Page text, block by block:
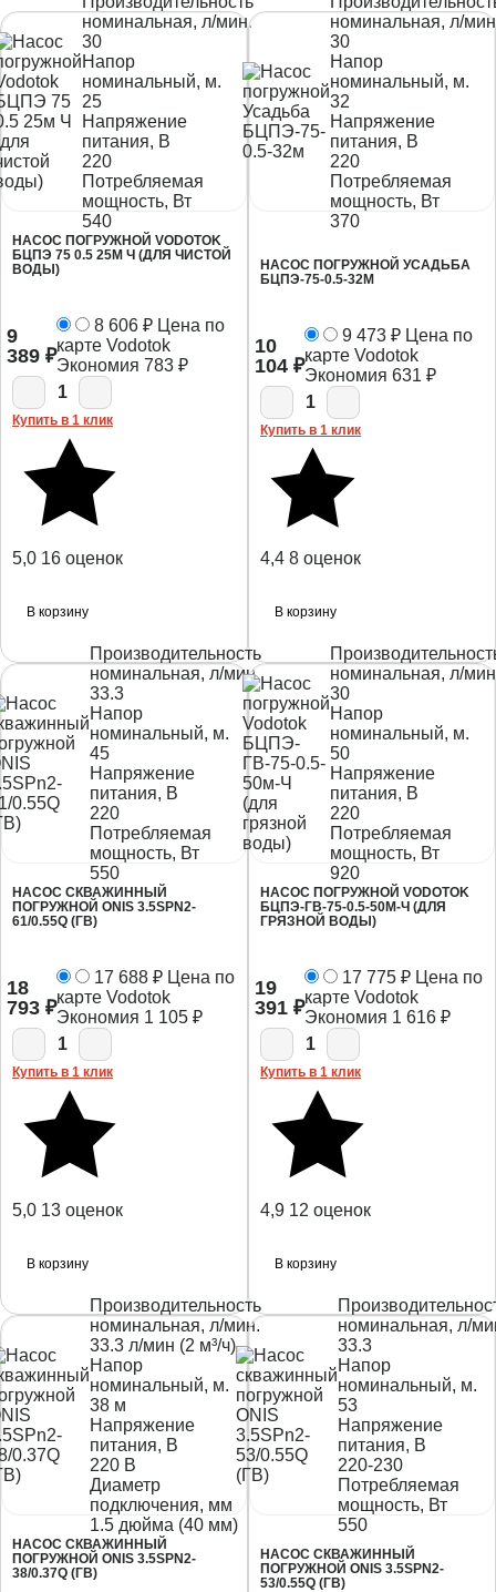
номинальная, л/мин.
30
Напор
номинальный, м.
25
Напряжение
питания, В
220
Потребляемая
мощность, Вт
540
НАСОС ПОГРУЖНОЙ VODOTOK
БЦПЭ 75 0.5 25М Ч (ДЛЯ ЧИСТОЙ
ВОДЫ)
9
389 ₽
8 606 ₽ Цена по
карте Vodotok
Экономия 783 ₽
1
Купить в 1 клик
5,0 16 оценок
В корзину
номинальная, л/
30
Напор
номинальный, м.
32
Напряжение
питания, В
220
Потребляемая
мощность, Вт
370
НАСОС ПОГРУЖНОЙ УСАДЬБА
БЦПЭ-75-0.5-32М
10
104 ₽
9 473 ₽ Цена по
карте Vodotok
Экономия 631 ₽
1
Купить в 1 клик
4,4 8 оценок
В корзину
Производительность
номинальная, л/мин.
33.3
Напор
номинальный, м.
45
Напряжение
питания, В
220
Потребляемая
мощность, Вт
550
НАСОС СКВАЖИННЫЙ
ПОГРУЖНОЙ ONIS 3.5SPN2-
61/0.55Q (ГВ)
18
793 ₽
17 688 ₽ Цена по
карте Vodotok
Экономия 1 105 ₽
1
Купить в 1 клик
5,0 13 оценок
В корзину
номинальная, л/
30
Напор
номинальный, м.
50
Напряжение
питания, В
220
Потребляемая
мощность, Вт
920
НАСОС ПОГРУЖНОЙ VODOTOK
БЦПЭ-ГВ-75-0.5-50М-Ч (ДЛЯ
ГРЯЗНОЙ ВОДЫ)
19
391 ₽
17 775 ₽ Цена по
карте Vodotok
Экономия 1 616 ₽
1
Купить в 1 клик
4,9 12 оценок
В корзину
Производительность
номинальная, л/мин.
33.3 л/мин (2 м³/ч)
Напор
номинальный, м.
38 м
Напряжение
питания, В
220 В
Диаметр
подключения, мм
1.5 дюйма (40 мм)
НАСОС СКВАЖИННЫЙ
ПОГРУЖНОЙ ONIS 3.5SPN2-
38/0.37Q (ГВ)
номинальная, л/
33.3
Напор
номинальный, м.
53
Напряжение
питания, В
220-230
Потребляемая
мощность, Вт
550
НАСОС СКВАЖИННЫЙ
ПОГРУЖНОЙ ONIS 3.5SPN2-
53/0.55Q (ГВ)